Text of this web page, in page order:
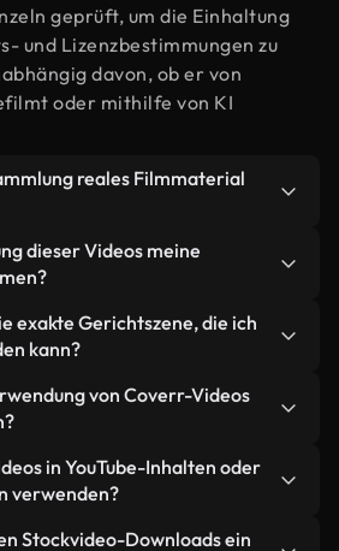
geprüft, um die Einhaltung
und Lizenzbestimmungen zu
davon, ob er von
oder mithilfe von KI
reales Filmmaterial
sich um eine Hybridbibliothek
aufgenommenen
Jedes Video ist eindeutig
Sie immer wissen, was Sie
dieser Videos meine
optimierten Versionen
schlanke, webfähige Formate,
die Qualität hoch, während
minimiert und
verbessert werden.
exakte Gerichtszene, die ich
kann?
erstellen Sie im
solches Video. Beschreiben Sie
– und das Studio generiert
ein individuelles Video für
entspricht.
von Coverr-Videos
ist nicht erforderlich. Alle
sind lizenzfrei
– wir freuen uns aber immer
in YouTube-Inhalten oder
verwenden?
von Coverr darf in
Stockvideo-Downloads ein